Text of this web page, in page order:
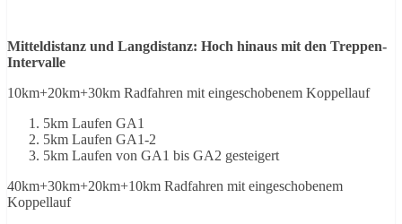
Mitteldistanz und Langdistanz: Hoch hinaus mit den Treppen-
Intervalle
10km+20km+30km Radfahren mit eingeschobenem Koppellauf
5km Laufen GA1
5km Laufen GA1-2
5km Laufen von GA1 bis GA2 gesteigert
40km+30km+20km+10km Radfahren mit eingeschobenem
Koppellauf